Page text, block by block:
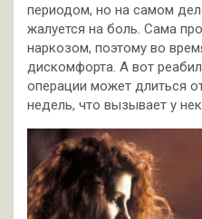
периодом, но на самом
жалуется на боль. Сама
наркозом, поэтому во
дискомфорта. А вот
операции может длиться
недель, что вызывает у